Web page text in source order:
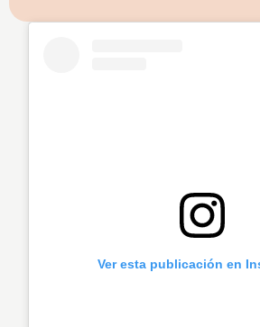
Ver esta publicación en